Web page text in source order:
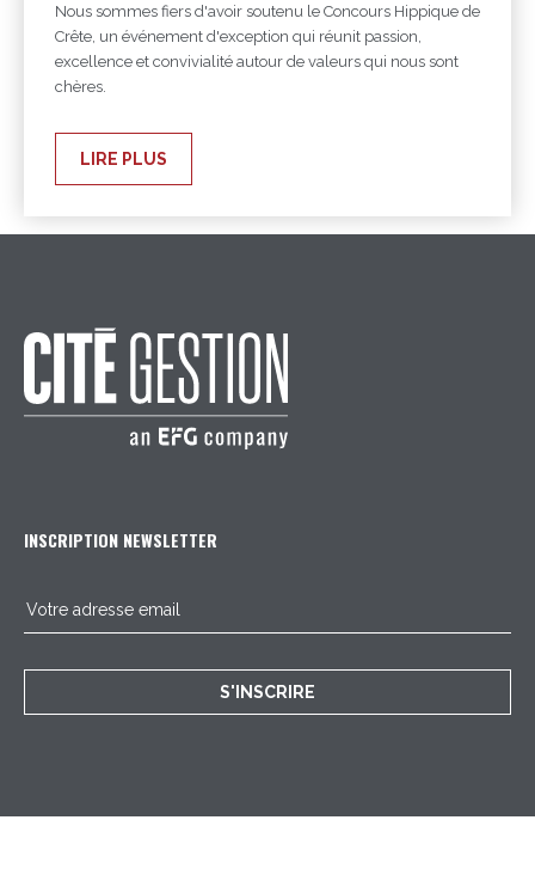
Nous sommes fiers d'avoir soutenu le Concours Hippique de
Crête, un événement d'exception qui réunit passion,
excellence et convivialité autour de valeurs qui nous sont
chères.
LIRE PLUS
INSCRIPTION NEWSLETTER
S'INSCRIRE